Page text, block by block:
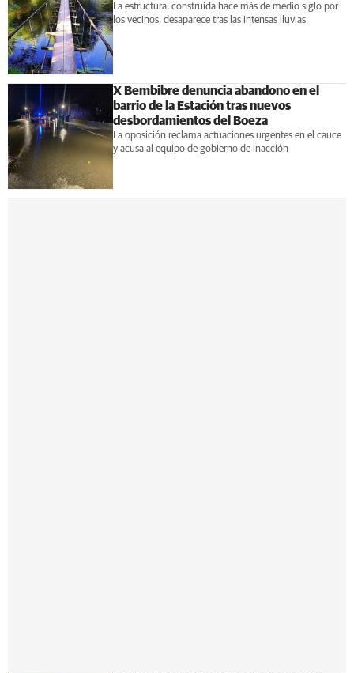
La estructura, construida hace más de medio siglo por
los vecinos, desaparece tras las intensas lluvias
X Bembibre denuncia abandono en el
barrio de la Estación tras nuevos
desbordamientos del Boeza
La oposición reclama actuaciones urgentes en el cauce
y acusa al equipo de gobierno de inacción